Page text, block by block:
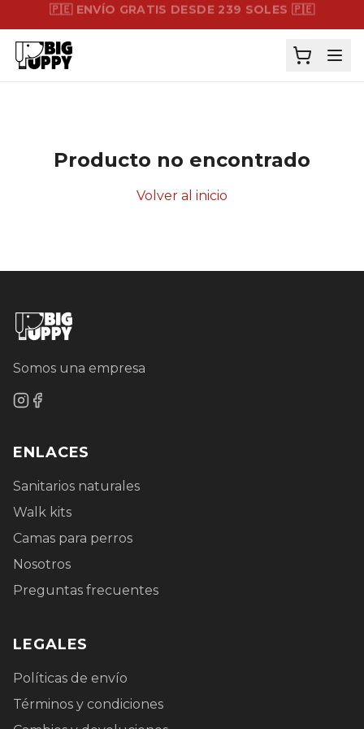
🇵🇪 ENVÍO GRATIS DESDE 239 SOLES 🇵🇪
Producto no encontrado
Volver al inicio
Somos una empresa
ENLACES
Sanitarios naturales
Walk kits
Camas para perros
Nosotros
Preguntas frecuentes
LEGALES
Políticas de envío
Términos y condiciones